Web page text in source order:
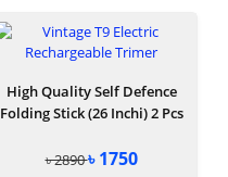
High Quality Self Defence
Folding Stick (26 Inchi) 2 Pcs
৳ 2890৳ 1750